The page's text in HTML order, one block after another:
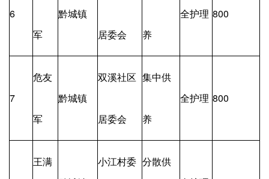
6
军
黔城镇
居委会 养
全护理 800
7
危友
军
黔城镇
双溪社区
居委会
集中供
养
全护理 800
王满 小江村委 分散供